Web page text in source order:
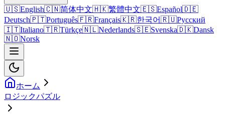
🇺🇸English🇨🇳简体中文🇭🇰繁體中文🇪🇸Español🇩🇪
Deutsch🇵🇹Português🇫🇷Français🇰🇷한국어🇷🇺Русский
🇮🇹Italiano🇹🇷Türkçe🇳🇱Nederlands🇸🇪Svenska🇩🇰Dansk
🇳🇴Norsk
ホーム
ロジックパズル